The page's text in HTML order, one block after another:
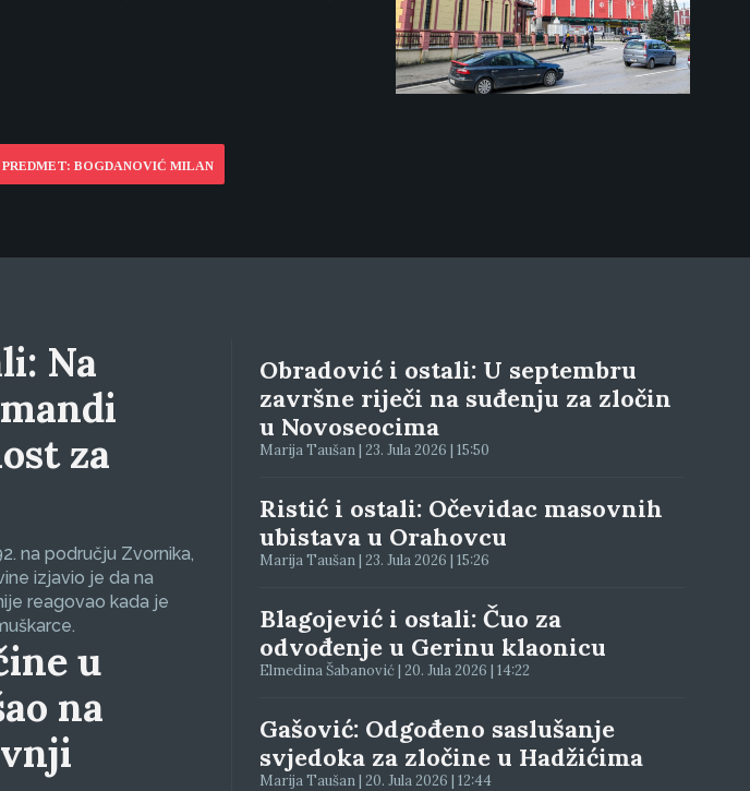
PREDMET: BOGDANOVIĆ MILAN
Na
za
na području Zvornika,
izjavio je da na
reagovao kada je
u
na
Obradović i ostali: U septembru
završne riječi na suđenju za zločin
u Novoseocima
Marija Taušan | 23. Jula 2026 | 15:50
Ristić i ostali: Očevidac masovnih
ubistava u Orahovcu
Marija Taušan | 23. Jula 2026 | 15:26
Blagojević i ostali: Čuo za
odvođenje u Gerinu klaonicu
Elmedina Šabanović | 20. Jula 2026 | 14:22
Gašović: Odgođeno saslušanje
svjedoka za zločine u Hadžićima
Marija Taušan | 20. Jula 2026 | 12:44